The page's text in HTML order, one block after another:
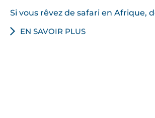
Si vous rêvez de safari en Afrique,
EN SAVOIR PLUS